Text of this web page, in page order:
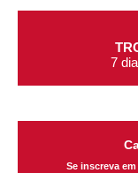
7
Se inscreva